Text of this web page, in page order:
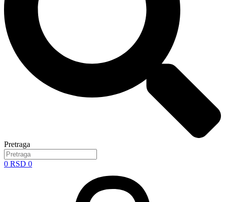
Pretraga
0 RSD 0